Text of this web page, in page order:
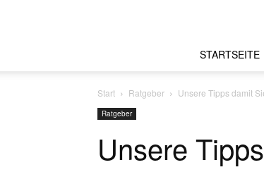
STARTSEITE
Start Ratgeber Unsere Tipps damit
Ratgeber
Unsere